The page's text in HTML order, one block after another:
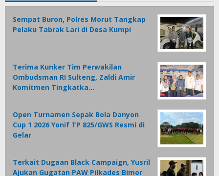
Sempat Buron, Polres Morut Tangkap
Pelaku Tabrak Lari di Desa Kumpi
Terima Kunker Tim Perwakilan
Ombudsman RI Sulteng, Zaldi Amir
Komitmen Tingkatka…
Open Turnamen Sepak Bola Danyon
Cup 1 2026 Yonif TP 825/GWS Resmi di
Gelar
Terkait Dugaan Black Campaign, Yusril
Ajukan Gugatan PAW Pilkades Bimor